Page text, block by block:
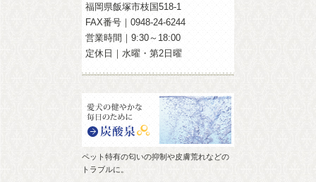
福岡県飯塚市枝国518-1
FAX番号｜0948-24-6244
営業時間｜9:30～18:00
定休日｜水曜・第2日曜
ペット特有の匂いの抑制や皮膚荒れなどの
トラブルに。